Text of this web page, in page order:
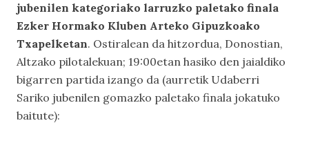
jubenilen kategoriako larruzko paletako finala
Ezker Hormako Kluben Arteko Gipuzkoako
Txapelketan. Ostiralean da hitzordua, Donostian,
Altzako pilotalekuan; 19:00etan hasiko den jaialdiko
bigarren partida izango da (aurretik Udaberri
Sariko jubenilen gomazko paletako finala jokatuko
baitute):